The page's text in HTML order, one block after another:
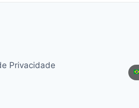
Privacidade